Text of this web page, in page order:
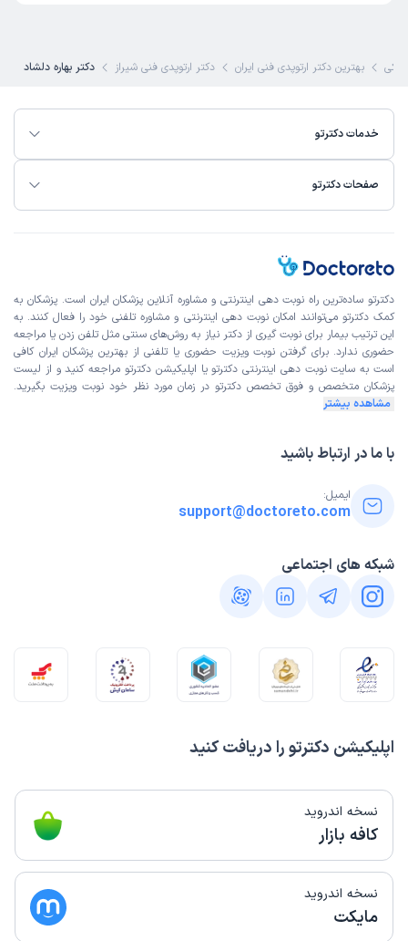
بهترین دکتر ارتوپدی فنی ایران دکتر ارتوپدی فنی شیراز دکتر بهاره دلشاد
خدمات دکترتو
صفحات دکترتو
اپلیکیشن دکترتو را دریافت کنید
نسخه اندروید
کافه بازار
نسخه اندروید
مایکت
دکترتو ساده‌ترین راه نوبت‌ دهی اینترنتی و مشاوره آنلاین پزشکان ایران است. پزشکان به
کمک دکترتو می‌توانند امکان نوبت دهی اینترنتی و مشاوره تلفنی خود را فعال کنند. به
این ترتیب بیمار برای نوبت گیری از دکتر نیاز به روش‌های سنتی مثل تلفن زدن یا مراجعه
حضوری ندارد. برای گرفتن نوبت ویزیت حضوری یا تلفنی از بهترین پزشکان ایران کافی
است به سایت نوبت دهی اینترنتی دکترتو یا اپلیکیشن دکترتو مراجعه کنید و از لیست
پزشکان متخصص و فوق تخصص دکترتو در زمان مورد نظر خود نوبت ویزیت بگیرید.
مشاهده بیشتر
با ما در ارتباط باشید
ایمیل:
support@doctoreto.com
شبکه های اجتماعی